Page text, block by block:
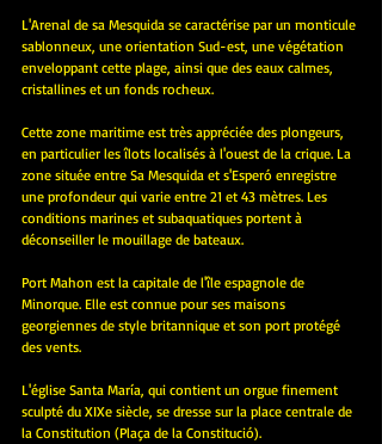
L'Arenal de sa Mesquida se caractérise par un monticule
sablonneux, une orientation Sud-est, une végétation
enveloppant cette plage, ainsi que des eaux calmes,
cristallines et un fonds rocheux.
Cette zone maritime est très appréciée des plongeurs,
en particulier les îlots localisés à l'ouest de la crique. La
zone située entre Sa Mesquida et s'Esperó enregistre
une profondeur qui varie entre 21 et 43 mètres. Les
conditions marines et subaquatiques portent à
déconseiller le mouillage de bateaux.
Port Mahon est la capitale de l'île espagnole de
Minorque. Elle est connue pour ses maisons
georgiennes de style britannique et son port protégé
des vents.
L'église Santa María, qui contient un orgue finement
sculpté du XIXe siècle, se dresse sur la place centrale de
la Constitution (Plaça de la Constitució).